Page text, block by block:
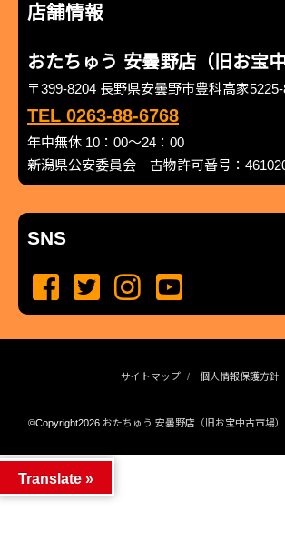
店舗情報
おたちゅう 安曇野店（旧お宝中
〒399-8204 長野県安曇野市豊科高家
TEL 0263-88-6768
年中無休 10：00～24：00
新潟県公安委員会 古物許可番号：
SNS
サイトマップ 個人情報保護方針
©Copyright2026 おたちゅう 安曇野店（旧お宝中古市場）
Translate »